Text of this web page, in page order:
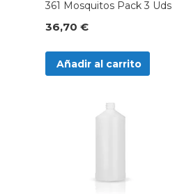
361 Mosquitos Pack 3 Uds
36,70 €
Añadir al carrito